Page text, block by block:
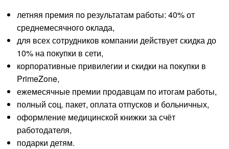
летняя премия по результатам работы: 40% от
среднемесячного оклада,
для всех сотрудников компании действует скидка до
10% на покупки в сети,
корпоративные привилегии и скидки на покупки в
PrimeZone,
ежемесячные премии продавцам по итогам работы,
полный соц. пакет, оплата отпусков и больничных,
оформление медицинской книжки за счёт
работодателя,
подарки детям.